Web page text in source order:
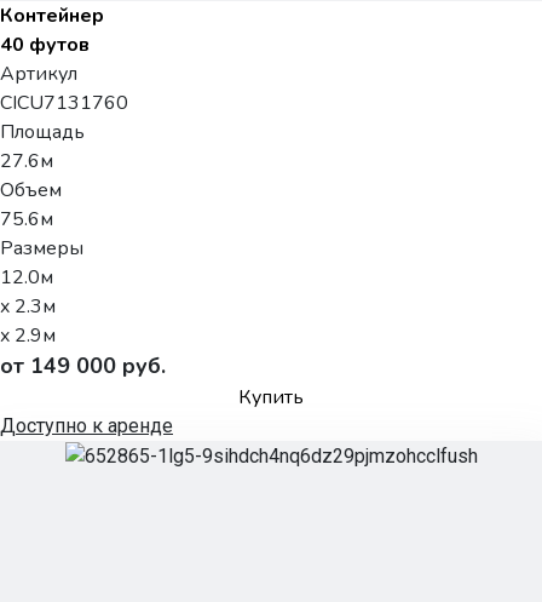
Контейнер
40 футов
Артикул
CICU7131760
Площадь
27.6м
Объем
75.6м
Размеры
12.0м
x 2.3м
x 2.9м
от 149 000 руб.
Купить
Доступно к аренде